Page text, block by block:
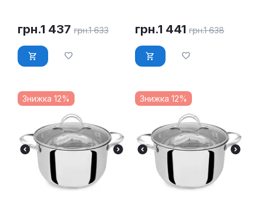
грн.1 437 грн.1 633 грн.1 441 грн.1 638
Знижка 12% Знижка 12%